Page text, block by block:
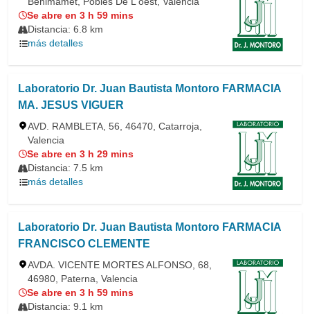
Se abre en 3 h 59 mins
Distancia: 6.8 km
más detalles
Laboratorio Dr. Juan Bautista Montoro FARMACIA
MA. JESUS VIGUER
AVD. RAMBLETA, 56, 46470, Catarroja,
Valencia
Se abre en 3 h 29 mins
Distancia: 7.5 km
más detalles
Laboratorio Dr. Juan Bautista Montoro FARMACIA
FRANCISCO CLEMENTE
AVDA. VICENTE MORTES ALFONSO, 68,
46980, Paterna, Valencia
Se abre en 3 h 59 mins
Distancia: 9.1 km